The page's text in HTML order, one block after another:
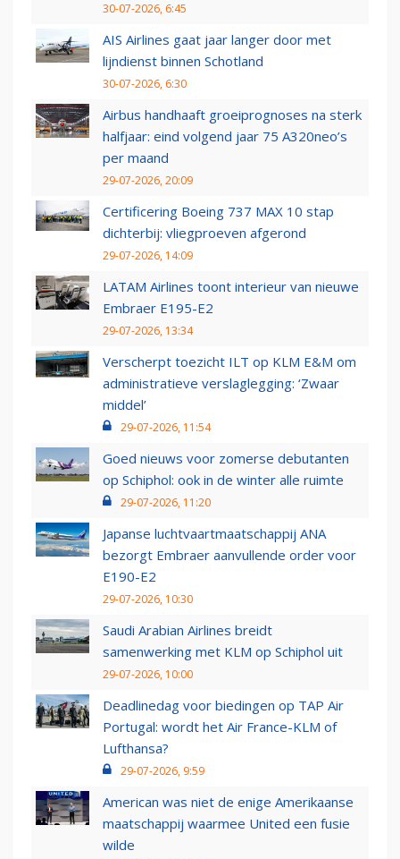
30-07-2026, 6:45
AIS Airlines gaat jaar langer door met
lijndienst binnen Schotland
30-07-2026, 6:30
Airbus handhaaft groeiprognoses na sterk
halfjaar: eind volgend jaar 75 A320neo’s
per maand
29-07-2026, 20:09
Certificering Boeing 737 MAX 10 stap
dichterbij: vliegproeven afgerond
29-07-2026, 14:09
LATAM Airlines toont interieur van nieuwe
Embraer E195-E2
29-07-2026, 13:34
Verscherpt toezicht ILT op KLM E&M om
administratieve verslaglegging: ‘Zwaar
middel’
29-07-2026, 11:54
Goed nieuws voor zomerse debutanten
op Schiphol: ook in de winter alle ruimte
29-07-2026, 11:20
Japanse luchtvaartmaatschappij ANA
bezorgt Embraer aanvullende order voor
E190-E2
29-07-2026, 10:30
Saudi Arabian Airlines breidt
samenwerking met KLM op Schiphol uit
29-07-2026, 10:00
Deadlinedag voor biedingen op TAP Air
Portugal: wordt het Air France-KLM of
Lufthansa?
29-07-2026, 9:59
American was niet de enige Amerikaanse
maatschappij waarmee United een fusie
wilde